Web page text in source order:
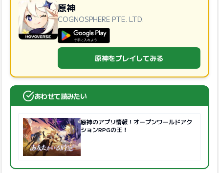
原神
COGNOSPHERE PTE. LTD.
GooglePlayで手に入れよう
原神をプレイしてみる
あわせて読みたい
原神のアプリ情報！オープンワールドアク
ションRPGの王！